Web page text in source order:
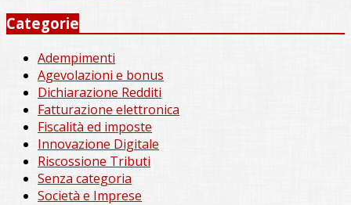
Categorie
Adempimenti
Agevolazioni e bonus
Dichiarazione Redditi
Fatturazione elettronica
Fiscalità ed imposte
Innovazione Digitale
Riscossione Tributi
Senza categoria
Società e Imprese